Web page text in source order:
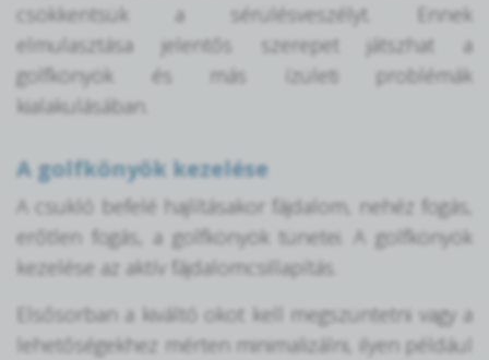
csökkentsük a sérülésveszélyt. Ennek
elmulasztása jelentős szerepet játszhat a
golfkönyök és más ízületi problémák
kialakulásában.
A golfkönyök kezelése
A csukló befelé hajlításakor fájdalom, nehéz fogás,
erőtlen fogás, a golfkönyök tünetei. A golfkönyök
kezelése az aktív fájdalomcsillapítás.
Elsősorban a kiváltó okot kell megszüntetni vagy a
lehetőségekhez mérten minimalizálni, ilyen például